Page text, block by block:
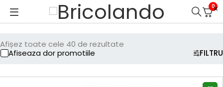
0
FILTRU
Afișez toate cele 40 de rezultate
Afiseaza dor promotiile